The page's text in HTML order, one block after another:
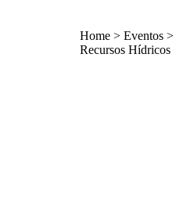
Home > Eventos >
Recursos Hídricos